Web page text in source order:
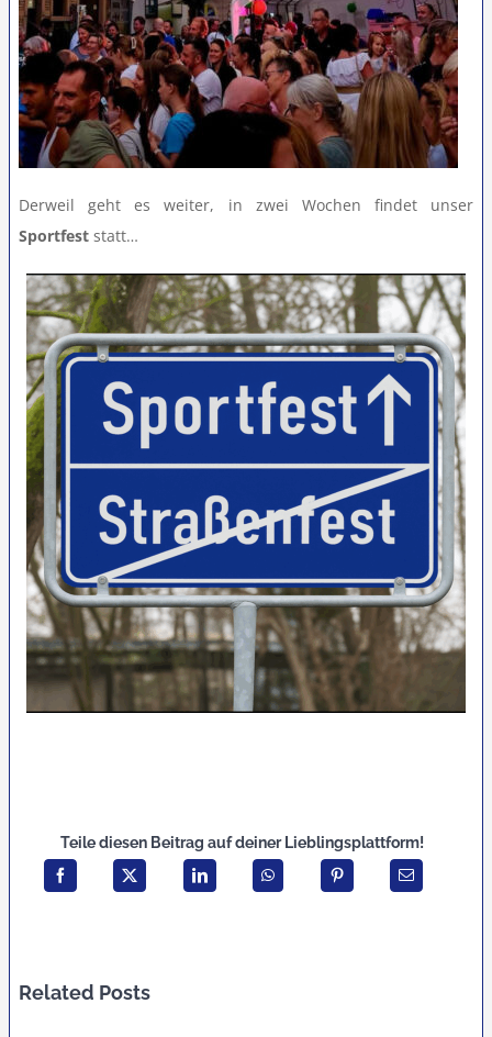
Derweil geht es weiter, in zwei Wochen findet unser
Sportfest statt…
Teile diesen Beitrag auf deiner Lieblingsplattform!
Related Posts